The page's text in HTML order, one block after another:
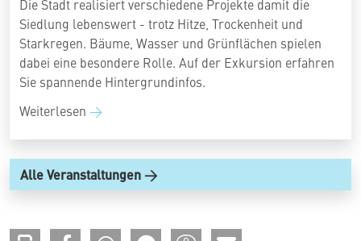
Die Stadt realisiert verschiedene Projekte damit die
Siedlung lebenswert - trotz Hitze, Trockenheit und
Starkregen. Bäume, Wasser und Grünflächen spielen
dabei eine besondere Rolle. Auf der Exkursion erfahren
Sie spannende Hintergrundinfos.
Weiterlesen
Alle Veranstaltungen